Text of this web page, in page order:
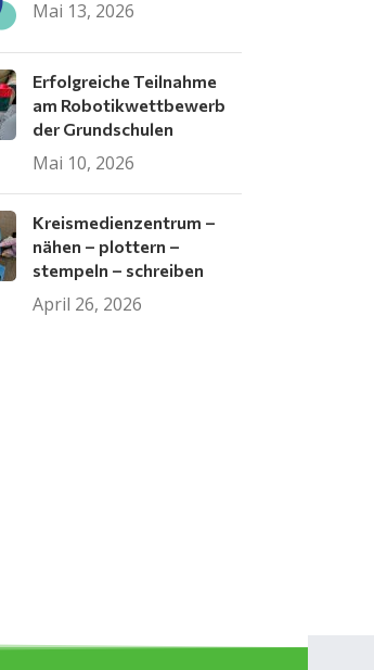
Mai 13, 2026
Erfolgreiche Teilnahme
am Robotikwettbewerb
der Grundschulen
Mai 10, 2026
Kreismedienzentrum –
nähen – plottern –
stempeln – schreiben
April 26, 2026